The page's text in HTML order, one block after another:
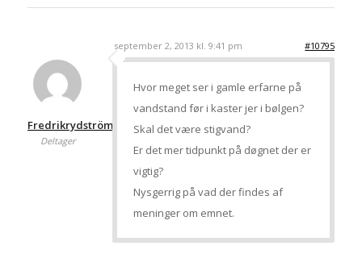
september 2, 2013 kl. 9:41 pm #10795
Fredrikrydström
Deltager
Hvor meget ser i gamle erfarne på
vandstand før i kaster jer i bølgen?
Skal det være stigvand?
Er det mer tidpunkt på døgnet der er
vigtig?
Nysgerrig på vad der findes af
meninger om emnet.